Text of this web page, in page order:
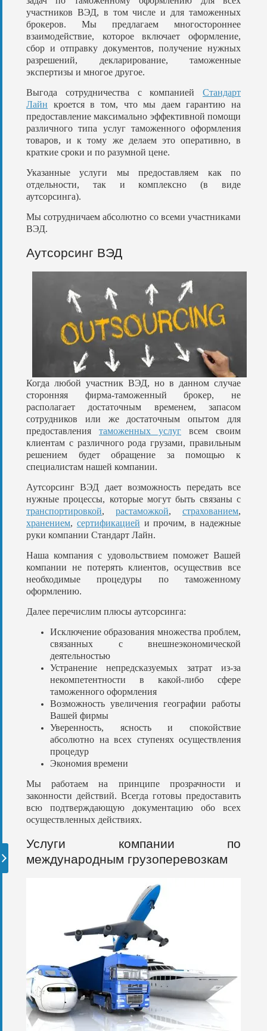
участников ВЭД, в том числе и для таможенных
брокеров. Мы предлагаем многостороннее
взаимодействие, которое включает оформление,
сбор и отправку документов, получение нужных
разрешений, декларирование, таможенные
экспертизы и многое другое.
Выгода сотрудничества с компанией Стандарт
Лайн кроется в том, что мы даем гарантию на
предоставление максимально эффективной помощи
различного типа услуг таможенного оформления
товаров, и к тому же делаем это оперативно, в
краткие сроки и по разумной цене.
Указанные услуги мы предоставляем как по
отдельности, так и комплексно (в виде
аутсорсинга).
Мы сотрудничаем абсолютно со всеми участниками
ВЭД.
Аутсорсинг ВЭД
Когда любой участник ВЭД, но в данном случае
сторонняя фирма-таможенный брокер, не
располагает достаточным временем, запасом
сотрудников или же достаточным опытом для
предоставления таможенных услуг всем своим
клиентам с различного рода грузами, правильным
решением будет обращение за помощью к
специалистам нашей компании.
Аутсорсинг ВЭД дает возможность передать все
нужные процессы, которые могут быть связаны с
транспортировкой, растаможкой, страхованием,
хранением, сертификацией и прочим, в надежные
руки компании Стандарт Лайн.
Наша компания с удовольствием поможет Вашей
компании не потерять клиентов, осуществив все
необходимые процедуры по таможенному
оформлению.
Далее перечислим плюсы аутсорсинга:
Исключение образования множества проблем,
связанных с внешнеэкономической
деятельностью
Устранение непредсказуемых затрат из-за
некомпетентности в какой-либо сфере
таможенного оформления
Возможность увеличения географии работы
Вашей фирмы
Уверенность, ясность и спокойствие
абсолютно на всех ступенях осуществления
процедур
Экономия времени
Мы работаем на принципе прозрачности и
законности действий. Всегда готовы предоставить
всю подтверждающую документацию обо всех
осуществленных действиях.
Услуги компании по
международным грузоперевозкам